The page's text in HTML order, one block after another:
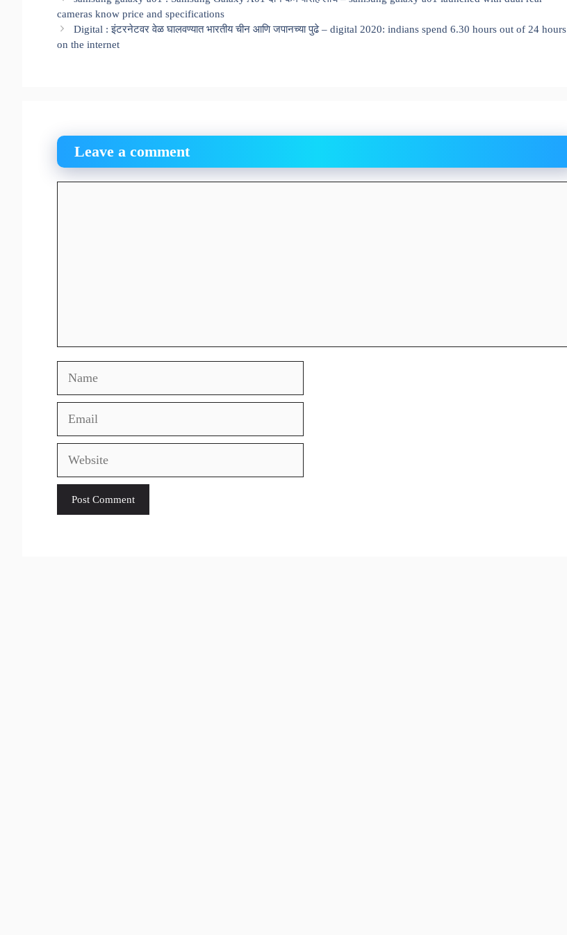
cameras know price and specifications
Digital : इंटरनेटवर वेळ घालवण्यात भारतीय चीन आणि जपानच्या पुढे – digital 2020: indians spend 6.30 hours out of 24 hours
on the internet
Leave a comment
Name
Email
Website